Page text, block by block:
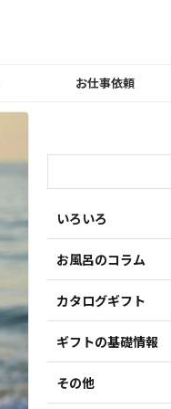
お仕事依頼
いろいろ
お風呂のコラム
カタログギフト
ギフトの基礎情報
その他